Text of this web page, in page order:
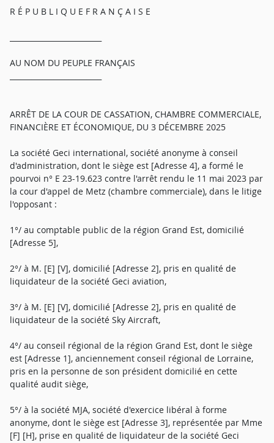
R É P U B L I Q U E F R A N Ç A I S E
AU NOM DU PEUPLE FRANÇAIS
ARRÊT DE LA COUR DE CASSATION, CHAMBRE COMMERCIALE,
FINANCIÈRE ET ÉCONOMIQUE, DU 3 DÉCEMBRE 2025
La société Geci international, société anonyme à conseil
d'administration, dont le siège est [Adresse 4], a formé le
pourvoi n° E 23-19.623 contre l'arrêt rendu le 11 mai 2023 par
la cour d'appel de Metz (chambre commerciale), dans le litige
l'opposant :
1°/ au comptable public de la région Grand Est, domicilié
[Adresse 5],
2°/ à M. [E] [V], domicilié [Adresse 2], pris en qualité de
liquidateur de la société Geci aviation,
3°/ à M. [E] [V], domicilié [Adresse 2], pris en qualité de
liquidateur de la société Sky Aircraft,
4°/ au conseil régional de la région Grand Est, dont le siège
est [Adresse 1], anciennement conseil régional de Lorraine,
pris en la personne de son président domicilié en cette
qualité audit siège,
5°/ à la société MJA, société d'exercice libéral à forme
anonyme, dont le siège est [Adresse 3], représentée par Mme
[F] [H], prise en qualité de liquidateur de la société Geci